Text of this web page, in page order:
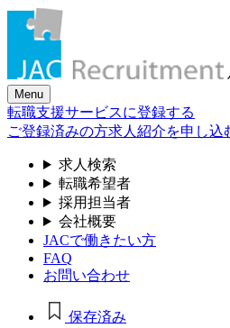
Menu
転職支援サービスに登録する
ご登録済みの方求人紹介を申し込
求人検索
転職希望者
採用担当者
会社概要
JACで働きたい方
FAQ
お問い合わせ
保存済み